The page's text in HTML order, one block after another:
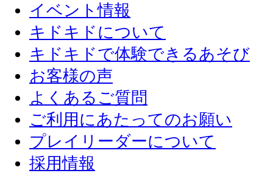
イベント情報
キドキドについて
キドキドで体験できるあそび
お客様の声
よくあるご質問
ご利用にあたってのお願い
プレイリーダーについて
採用情報